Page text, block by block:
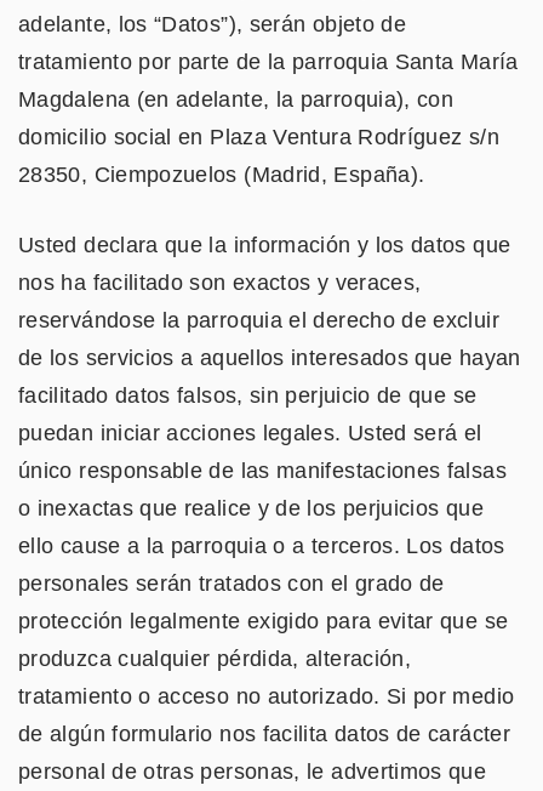
adelante, los “Datos”), serán objeto de
tratamiento por parte de la parroquia Santa María
Magdalena (en adelante, la parroquia), con
domicilio social en Plaza Ventura Rodríguez s/n
28350, Ciempozuelos (Madrid, España).
Usted declara que la información y los datos que
nos ha facilitado son exactos y veraces,
reservándose la parroquia el derecho de excluir
de los servicios a aquellos interesados que hayan
facilitado datos falsos, sin perjuicio de que se
puedan iniciar acciones legales. Usted será el
único responsable de las manifestaciones falsas
o inexactas que realice y de los perjuicios que
ello cause a la parroquia o a terceros. Los datos
personales serán tratados con el grado de
protección legalmente exigido para evitar que se
produzca cualquier pérdida, alteración,
tratamiento o acceso no autorizado. Si por medio
de algún formulario nos facilita datos de carácter
personal de otras personas, le advertimos que